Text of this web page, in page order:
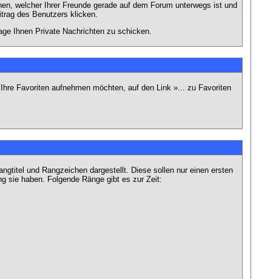
welcher Ihrer Freunde gerade auf dem Forum unterwegs ist und
des Benutzers klicken.
Ihnen Private Nachrichten zu schicken.
Favoriten aufnehmen möchten, auf den Link »... zu Favoriten
und Rangzeichen dargestellt. Diese sollen nur einen ersten
sie haben. Folgende Ränge gibt es zur Zeit: